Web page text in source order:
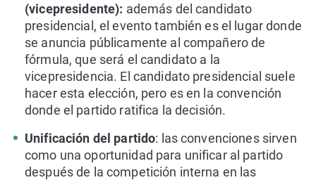
(vicepresidente): además del candidato
presidencial, el evento también es el lugar donde
se anuncia públicamente al compañero de
fórmula, que será el candidato a la
vicepresidencia. El candidato presidencial suele
hacer esta elección, pero es en la convención
donde el partido ratifica la decisión.
Unificación del partido: las convenciones sirven
como una oportunidad para unificar al partido
después de la competición interna en las